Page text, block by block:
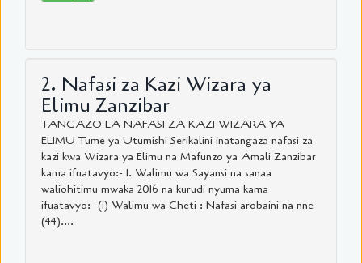
2. Nafasi za Kazi Wizara ya
Elimu Zanzibar
TANGAZO LA NAFASI ZA KAZI WIZARA YA
ELIMU Tume ya Utumishi Serikalini inatangaza nafasi za
kazi kwa Wizara ya Elimu na Mafunzo ya Amali Zanzibar
kama ifuatavyo:- 1. Walimu wa Sayansi na sanaa
waliohitimu mwaka 2016 na kurudi nyuma kama
ifuatavyo:- (i) Walimu wa Cheti : Nafasi arobaini na nne
(44)....